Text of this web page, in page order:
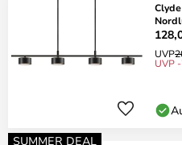
UVP
UVP
SUMMER DEAL